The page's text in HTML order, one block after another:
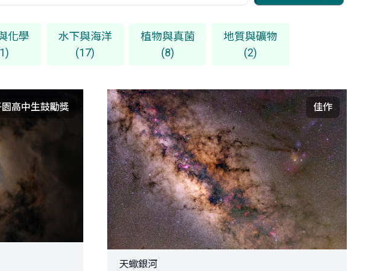
化學
水下與海洋
(17)
植物與真菌
(8)
地質與礦物
(2)
園高中生鼓勵獎 佳作
天蠍銀河